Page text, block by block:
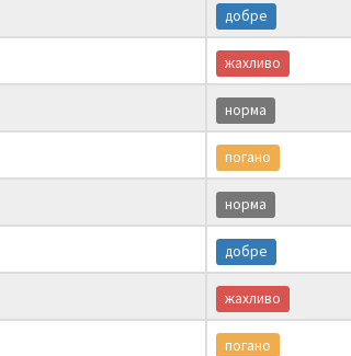
добре
жахливо
норма
погано
норма
добре
жахливо
погано